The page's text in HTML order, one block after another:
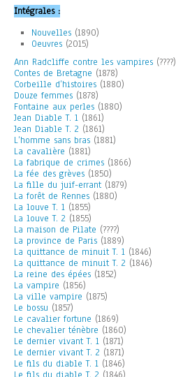
Intégrales :
Nouvelles (1890)
Oeuvres (2015)
Ann Radcliffe contre les vampires (????)
Contes de Bretagne (1878)
Corbeille d’histoires (1880)
Douze femmes (1878)
Fontaine aux perles (1880)
Jean Diable T. 1 (1861)
Jean Diable T. 2 (1861)
L’homme sans bras (1881)
La cavalière (1881)
La fabrique de crimes (1866)
La fée des grèves (1850)
La fille du juif-errant (1879)
La forêt de Rennes (1880)
La louve T. 1 (1855)
La louve T. 2 (1855)
La maison de Pilate (????)
La province de Paris (1889)
La quittance de minuit T. 1 (1846)
La quittance de minuit T. 2 (1846)
La reine des épées (1852)
La vampire (1856)
La ville vampire (1875)
Le bossu (1857)
Le cavalier fortune (1869)
Le chevalier ténèbre (1860)
Le dernier vivant T. 1 (1871)
Le dernier vivant T. 2 (1871)
Le fils du diable T. 1 (1846)